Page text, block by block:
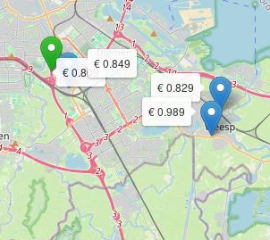
€ 0.809
€ 0.829
€ 0.849
€ 0.989